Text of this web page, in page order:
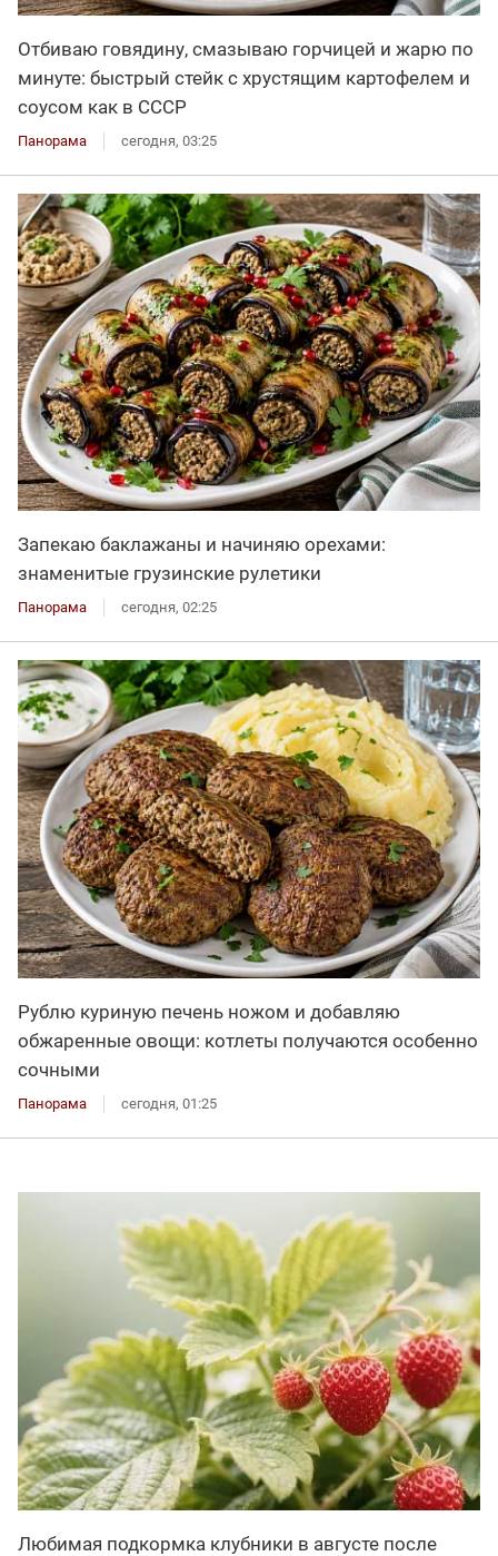
Отбиваю говядину, смазываю горчицей и жарю по
минуте: быстрый стейк с хрустящим картофелем и
соусом как в СССР
Панорама сегодня, 03:25
Запекаю баклажаны и начиняю орехами:
знаменитые грузинские рулетики
Панорама сегодня, 02:25
Рублю куриную печень ножом и добавляю
обжаренные овощи: котлеты получаются особенно
сочными
Панорама сегодня, 01:25
Любимая подкормка клубники в августе после